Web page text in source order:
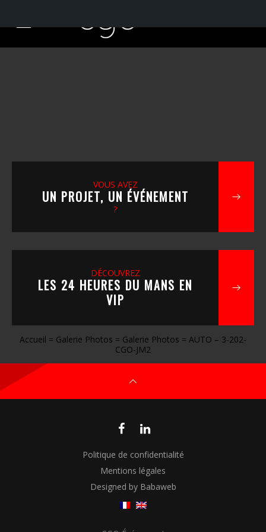
VOUS AVEZ
UN PROJET, UN ÉVÉNEMENT
?
DÉCOUVREZ
LES 24 HEURES DU MANS EN
VIP
Accueil = Galerie Photos = Galerie Photos = AUTO – 3-202-
CGO-JM2
Politique de confidentialité
Mentions légales
Designed by Babaweb